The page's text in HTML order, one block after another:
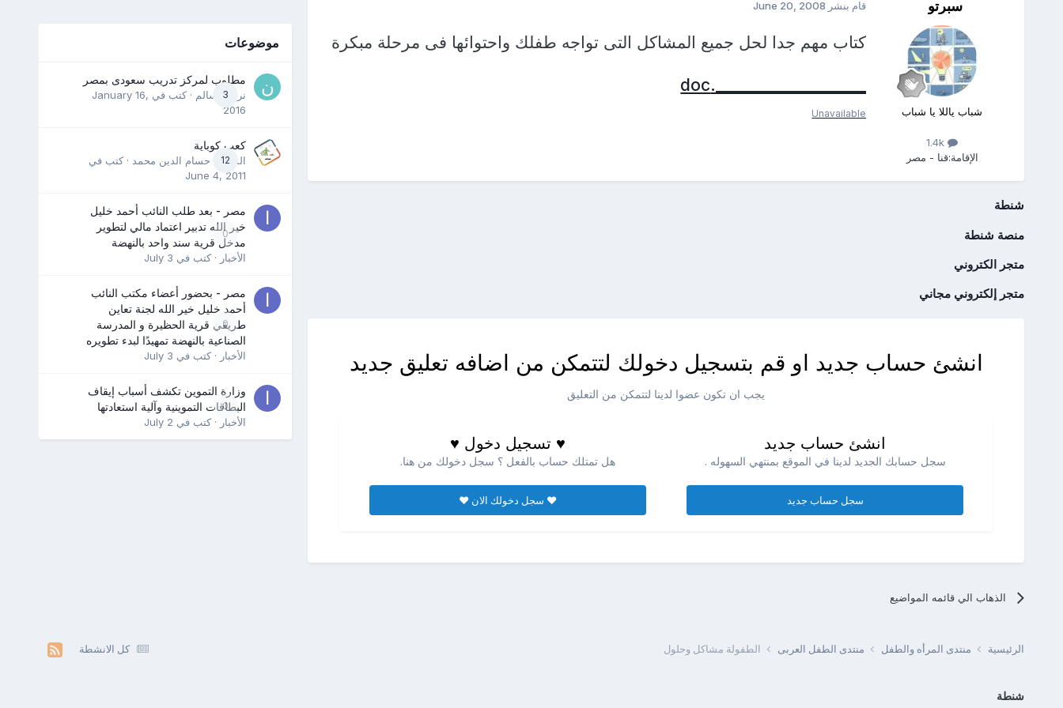
سبرتو
شباب ياللا يا شباب
1.4k
الإقامة:قنا - مصر
قام بنشر June 20, 2008
كتاب مهم جدا لحل جميع المشاكل التى تواجه طفلك واحتوائها فى مرحلة مبكرة
___________________.doc
Unavailable
شنطة
منصة شنطة
متجر الكتروني
متجر إلكتروني مجاني
انشئ حساب جديد او قم بتسجيل دخولك لتتمكن من اضافه تعليق جديد
يجب ان تكون عضوا لدينا لتتمكن من التعليق
انشئ حساب جديد
سجل حسابك الجديد لدينا في الموقع بمنتهي السهوله .
سجل حساب جديد
♥ تسجيل دخول ♥
هل تمتلك حساب بالفعل ؟ سجل دخولك من هنا.
♥ سجل دخولك الان ♥
الذهاب الي قائمه المواضيع
موضوعات
3
مطلوب لمركز تدريب سعودى بمصر
نرمين سالم · كتب في January 16,
2016
12
كعب كوباية
المدرب حسام الدين محمد · كتب في
June 4, 2011
0
مصر - بعد طلب النائب أحمد خليل
خير الله تدبير اعتماد مالي لتطوير
مدخل قرية سند واحد بالنهضة
الأخبار · كتب في July 3
0
مصر - بحضور أعضاء مكتب النائب
أحمد خليل خير الله لجنة تعاين
طريقي قرية الحظيرة و المدرسة
الصناعية بالنهضة تمهيدًا لبدء تطويره
الأخبار · كتب في July 3
0
وزارة التموين تكشف أسباب إيقاف
البطاقات التموينية وآلية استعادتها
الأخبار · كتب في July 2
كل الانشطة الرئيسية منتدى المرأه والطفل منتدى الطفل العربى الطفولة مشاكل وحلول
شنطة